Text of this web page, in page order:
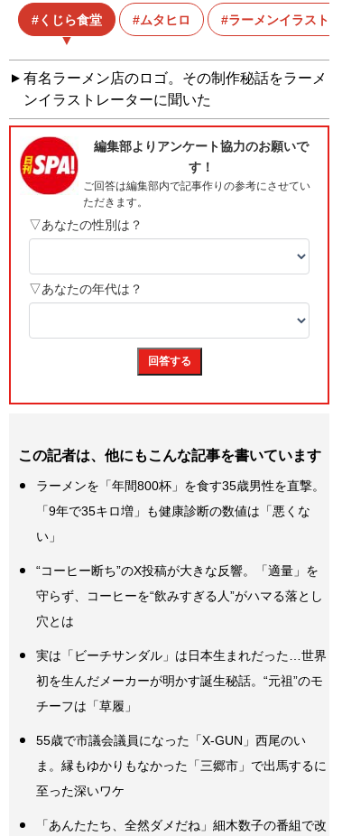
くじら食堂 ムタヒロ ラーメンイラストレ
有名ラーメン店のロゴ。その制作秘話をラーメ
ンイラストレーターに聞いた
この記者は、他にもこんな記事を書いています
ラーメンを「年間800杯」を食す35歳男性を直撃。
「9年で35キロ増」も健康診断の数値は「悪くな
い」
“コーヒー断ち”のX投稿が大きな反響。「適量」を
守らず、コーヒーを“飲みすぎる人”がハマる落とし
穴とは
実は「ビーチサンダル」は日本生まれだった…世界
初を生んだメーカーが明かす誕生秘話。“元祖”のモ
チーフは「草履」
55歳で市議会議員になった「X-GUN」西尾のい
ま。縁もゆかりもなかった「三郷市」で出馬するに
至った深いワケ
「あんたたち、全然ダメだね」細木数子の番組で改